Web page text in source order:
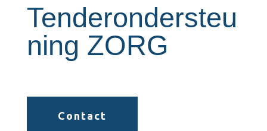
Tenderondersteu
ning ZORG
Contact